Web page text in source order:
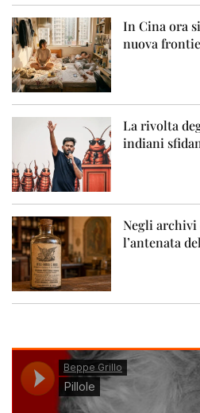
In Cina ora
nuova
La rivolta
indiani
Negli archivi
l’antenata